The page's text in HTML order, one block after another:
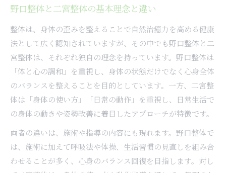
野口整体と二宮整体の基本理念と違い
整体は、身体の歪みを整えることで自然治癒力を高める健康
法として広く認知されていますが、その中でも野口整体と二
宮整体は、それぞれ独自の理念を持っています。野口整体は
「体と心の調和」を重視し、身体の状態だけでなく心身全体
のバランスを整えることを目的としています。一方、二宮整
体は「身体の使い方」「日常の動作」を重視し、日常生活で
の身体の動きや姿勢改善に着目したアプローチが特徴です。
両者の違いは、施術や指導の内容にも現れます。野口整体で
は、施術に加えて呼吸法や体操、生活習慣の見直しを組み合
わせることが多く、心身のバランス回復を目指します。対し